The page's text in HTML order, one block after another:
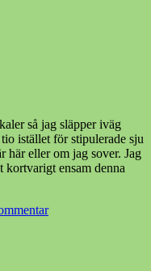
så jag släpper iväg
istället för stipulerade sju
eller om jag sover. Jag
ensam denna